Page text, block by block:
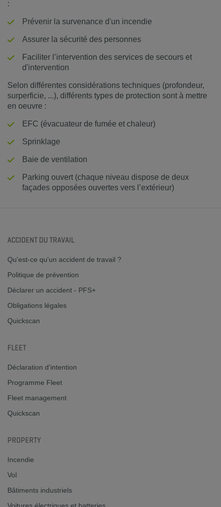
:
Prévenir la survenance d'un incendie
Assurer la sécurité des personnes
Faciliter l’intervention des services de secours et
d'intervention
Selon différentes considérations techniques (profondeur,
surperficie, ...), différents types de protection sont à mettre
en oeuvre :
EFC (évacuateur de fumée et chaleur)
Sprinklage
Baie de ventilation
Parking ouvert (chaque niveau dispose de deux
façades opposées ouvertes vers l’extérieur)
ACCIDENT DU TRAVAIL
Qu'est-ce qu'un accident de travail ?
Politique de prévention
Déclarer un accident - PFS+
Obligations légales
Quickscan
FLEET
Déclaration d'intention
Programme Fleet
Fleet management
Quickscan
PROPERTY
Incendie
Vol
Bâtiments industriels
Voitures électriques et batteries